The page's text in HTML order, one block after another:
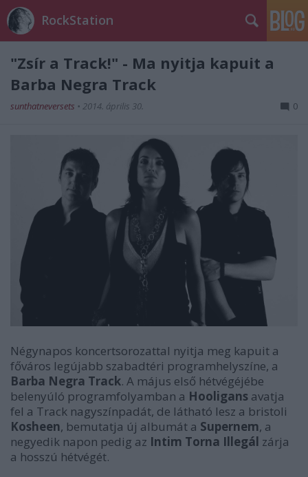
RockStation
"Zsír a Track!" - Ma nyitja kapuit a
Barba Negra Track
sunthatneversets • 2014. április 30. 0
Négynapos koncertsorozattal nyitja meg kapuit a
főváros legújabb szabadtéri programhelyszíne, a
Barba Negra Track. A május első hétvégéjébe
belenyúló programfolyamban a Hooligans avatja
fel a Track nagyszínpadát, de látható lesz a bristoli
Kosheen, bemutatja új albumát a Supernem, a
negyedik napon pedig az Intim Torna Illegál zárja
a hosszú hétvégét.